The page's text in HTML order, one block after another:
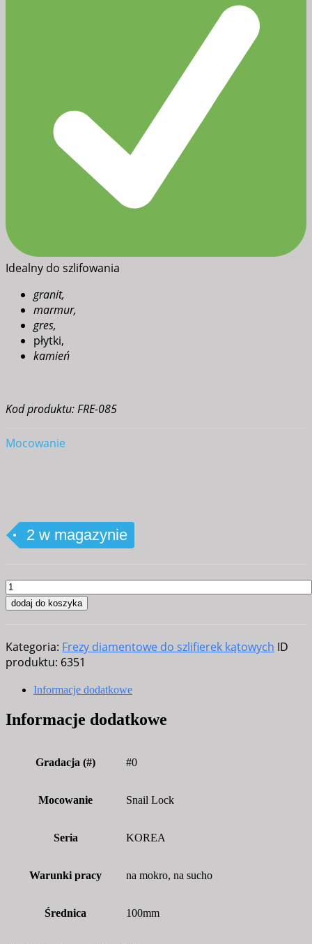
Idealny do szlifowania
granit,
marmur,
gres,
płytki,
kamień
Kod produktu: FRE-085
Mocowanie
2 w magazynie
ilość
Frez
granitu
100mm
SNAIL-
TURTLE
dodaj do koszyka
Kategoria: Frezy diamentowe do szlifierek kątowych ID
produktu: 6351
Informacje dodatkowe
Informacje dodatkowe
Gradacja (#) #0
Mocowanie Snail Lock
Seria KOREA
Warunki pracy na mokro, na sucho
Średnica 100mm